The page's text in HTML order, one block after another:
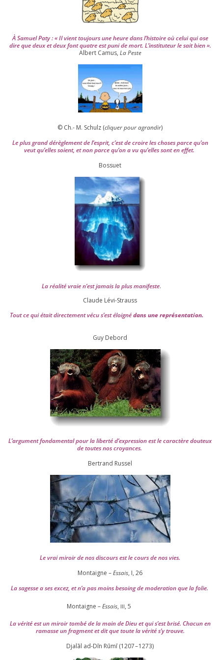
À Samuel Paty : « Il vient tou­jours une heure dans l’his­toire où celui qui ose
dire que deux et deux font quatre est puni de mort. L’instituteur le sait bien ».
Albert Camus, La Peste
© Ch.- M. Schulz (cli­quer pour agran­dir)
Le plus grand dérè­gle­ment de l’es­prit, c’est de croire les choses parce qu’on
veut qu’elles soient, et non parce qu’on a vu qu’elles sont en effet.
Bossuet
La réa­lité vraie n’est jamais la plus mani­feste.
Claude Lévi-Strauss
Tout ce qui était direc­te­ment vécu s’est éloi­gnédans une repré­sen­ta­tion.
Guy Debord
L’argument fon­da­men­tal pour la liber­té d’expression est le carac­tère dou­teux
de toutes nos croyances.
Ber­trand Russel
Le vrai miroir de nos dis­cours est le cours de nos vies.
Montaigne –Essais, I, 26
La sagesse a ses excez, et n’a pas moins besoing de mode­ra­tion que la folie.
Montaigne –Essais, III, 5
La véri­té est un miroir tom­bé de la main de Dieu et qui s’est bri­sé. Chacun en
ramasse un frag­ment et dit que toute la véri­té s’y trouve.
Djalāl ad-Dīn Rūmī (1207–1273)